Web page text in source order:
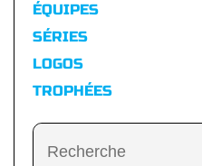
ÉQUIPES
SÉRIES
LOGOS
TROPHÉES